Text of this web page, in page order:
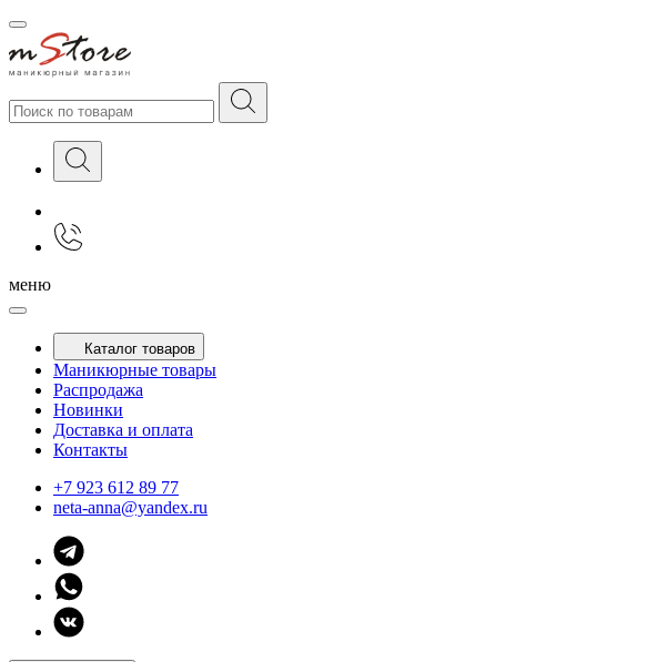
меню
Каталог товаров
Маникюрные товары
Распродажа
Новинки
Доставка и оплата
Контакты
+7 923 612 89 77
neta-anna@yandex.ru